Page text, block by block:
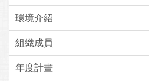
環境介紹
組織成員
年度計畫